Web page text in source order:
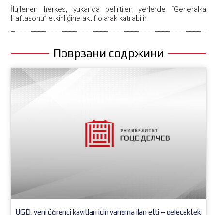
İlgilenen herkes, yukarıda belirtilen yerlerde “Generalka
Haftasonu” etkinliğine aktif olarak katılabilir.
Поврзани содржини
UGD, yeni öğrenci kayıtları için yarışma ilan etti – gelecekteki